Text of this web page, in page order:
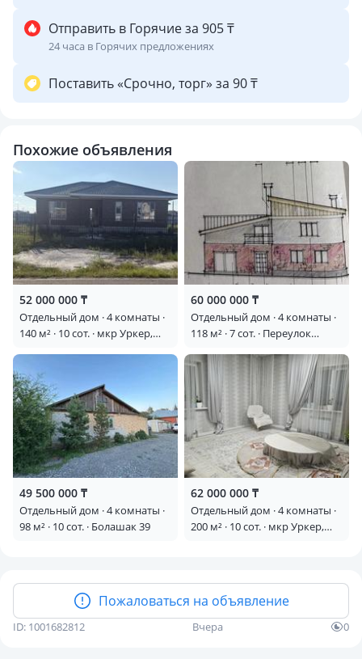
Отправить в Горячие за 905 ₸
24 часа в Горячих предложениях
Поставить «Срочно, торг» за 90 ₸
Похожие объявления
52 000 000 ₸
Отдельный дом · 4 комнаты ·
140 м² · 10 сот. · мкр Уркер,
60 000 000 ₸
Отдельный дом · 4 комнаты ·
118 м² · 7 сот. · Переулок
49 500 000 ₸
Отдельный дом · 4 комнаты ·
98 м² · 10 сот. · Болашак 39
62 000 000 ₸
Отдельный дом · 4 комнаты ·
200 м² · 10 сот. · мкр Уркер,
Пожаловаться на объявление
ID: 1001682812 Вчера 0